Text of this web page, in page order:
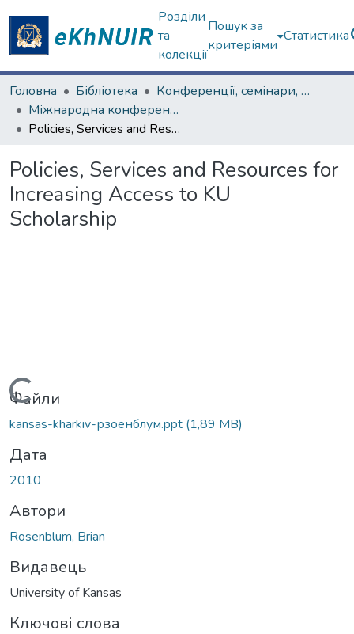
Розділи
та
колекції
Пошук за
критеріями
Статистика
Головна Бібліотека
Конференції, семінари, наради
Міжнародна конференція, травень 2010 р.
Policies, Services and Resources for Increasing Access to KU Scholarship
Policies, Services and Resources for
Increasing Access to KU
Scholarship
Вантажиться...
Файли
kansas-kharkiv-рзоенблум.ppt (1,89 MB)
Дата
2010
Автори
Rosenblum, Brian
Видавець
University of Kansas
Ключові слова